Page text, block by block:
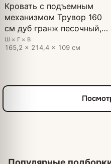
Кровать с подъемным
механизмом Трувор 160
см дуб гранж песочный,
интра
Ш × Г × В
165,2 × 214,4 × 109 см